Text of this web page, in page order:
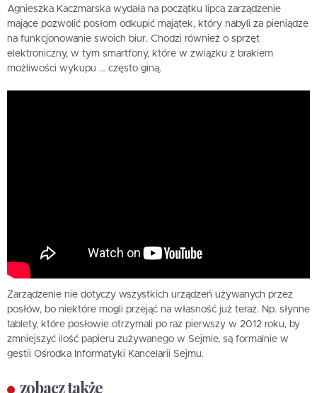
Agnieszka Kaczmarska wydała na początku lipca zarządzenie
mające pozwolić posłom odkupić majątek, który nabyli za pieniądze
na funkcjonowanie swoich biur. Chodzi również o sprzęt
elektroniczny, w tym smartfony, które w związku z brakiem
możliwości wykupu … często giną.
Zarządzenie nie dotyczy wszystkich urządzeń używanych przez
posłów, bo niektóre mogli przejąć na własność już teraz. Np. słynne
tablety, które posłowie otrzymali po raz pierwszy w 2012 roku, by
zmniejszyć ilość papieru zużywanego w Sejmie, są formalnie w
gestii Ośrodka Informatyki Kancelarii Sejmu.
zobacz także